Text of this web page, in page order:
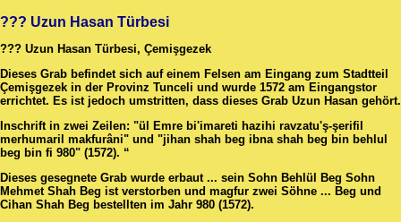
??? Uzun Hasan Türbesi
??? Uzun Hasan Türbesi, Çemişgezek
Dieses Grab befindet sich auf einem Felsen am Eingang zum Stadtteil
Çemişgezek in der Provinz Tunceli und wurde 1572 am Eingangstor
errichtet. Es ist jedoch umstritten, dass dieses Grab Uzun Hasan gehört.
Inschrift in zwei Zeilen: "ül Emre bi'imareti hazihi ravzatu'ş-şerifil
merhumaril makfurâni" und "jihan shah beg ibna shah beg bin behlul
beg bin fi 980" (1572). “
Dieses gesegnete Grab wurde erbaut ... sein Sohn Behlül Beg Sohn
Mehmet Shah Beg ist verstorben und magfur zwei Söhne ... Beg und
Cihan Shah Beg bestellten im Jahr 980 (1572).